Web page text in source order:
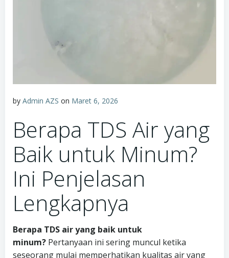
by Admin AZS on Maret 6, 2026
Berapa TDS Air yang
Baik untuk Minum?
Ini Penjelasan
Lengkapnya
Berapa TDS air yang baik untuk
minum? Pertanyaan ini sering muncul ketika
seseorang mulai memperhatikan kualitas air yang